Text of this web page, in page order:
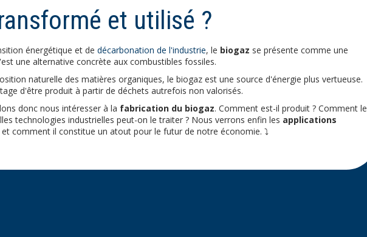
et utilisé ?
énergétique et de décarbonation de l'industrie, le biogaz se présente comme une
une alternative concrète aux combustibles fossiles.
naturelle des matières organiques, le biogaz est une source d'énergie plus vertueuse.
d'être produit à partir de déchets autrefois non valorisés.
donc nous intéresser à la fabrication du biogaz. Comment est-il produit ? Comment le
technologies industrielles peut-on le traiter ? Nous verrons enfin les applications
et comment il constitue un atout pour le futur de notre économie. ⤵️